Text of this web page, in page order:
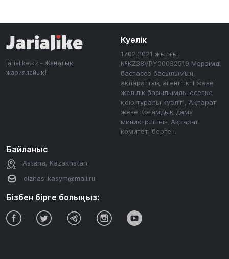
jarialike.kz - Жаңалық
жариялайық!
Куәлік
17.02.2021 жылғы
№KZ38VPY00032519 Мерзімді
баспасөз басылымын,
ақпараттық агенттікті және
желілік басылымды есепке
қою туралы куәлігі, Ақпарат
және Қоғамдық даму
министрлігінің Ақпарат
комитеті берген.
Байланыс
Astana, Kazakhstan
olzhas_kasym@mail.ru
Бізбен бірге болыңыз: